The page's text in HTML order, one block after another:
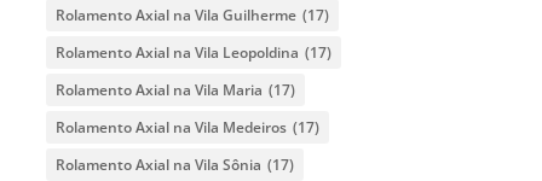
Rolamento Axial na Vila Guilherme (17)
Rolamento Axial na Vila Leopoldina (17)
Rolamento Axial na Vila Maria (17)
Rolamento Axial na Vila Medeiros (17)
Rolamento Axial na Vila Sônia (17)